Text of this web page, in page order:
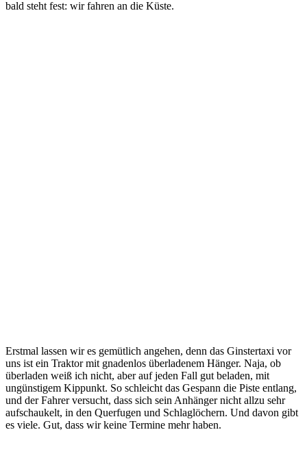
bald steht fest: wir fahren an die Küste.
Erstmal lassen wir es gemütlich angehen, denn das Ginstertaxi vor
uns ist ein Traktor mit gnadenlos überladenem Hänger. Naja, ob
überladen weiß ich nicht, aber auf jeden Fall gut beladen, mit
ungünstigem Kippunkt. So schleicht das Gespann die Piste entlang,
und der Fahrer versucht, dass sich sein Anhänger nicht allzu sehr
aufschaukelt, in den Querfugen und Schlaglöchern. Und davon gibt
es viele. Gut, dass wir keine Termine mehr haben.